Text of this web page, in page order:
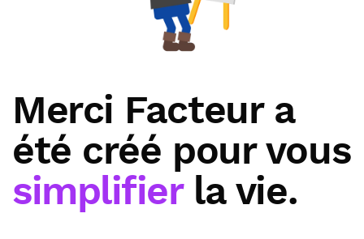
Merci Facteur a
été créé pour vous
simplifierla vie.